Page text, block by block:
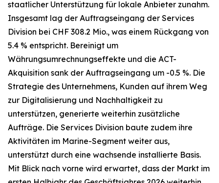
staatlicher Unterstützung für lokale Anbieter zunahm.
Insgesamt lag der Auftragseingang der Services
Division bei CHF 308.2 Mio., was einem Rückgang von
5.4 % entspricht. Bereinigt um
Währungsumrechnungseffekte und die ACT-
Akquisition sank der Auftragseingang um -0.5 %. Die
Strategie des Unternehmens, Kunden auf ihrem Weg
zur Digitalisierung und Nachhaltigkeit zu
unterstützen, generierte weiterhin zusätzliche
Aufträge. Die Services Division baute zudem ihre
Aktivitäten im Marine-Segment weiter aus,
unterstützt durch eine wachsende installierte Basis.
Mit Blick nach vorne wird erwartet, dass der Markt im